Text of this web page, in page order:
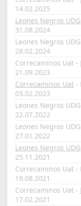
14.02.2025
Leones Negros UDG
31.08.2024
Leones Negros
28.02.2024
Correcaminos Uat -
21.09.2023
Correcaminos Uat -
03.02.2023
Leones Negros
22.07.2022
Leones Negros
27.01.2022
Leones Negros UDG
25.11.2021
Correcaminos Uat -
19.08.2021
Correcaminos Uat -
17.02.2021